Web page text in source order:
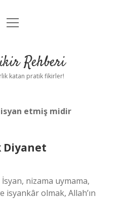
Anasayfa
Uyarı
menüyü
Rehberi
katan pratik fikirler!
etmiş midir
Diyanet
nizama uymama,
isyankâr olmak, Allah’ın